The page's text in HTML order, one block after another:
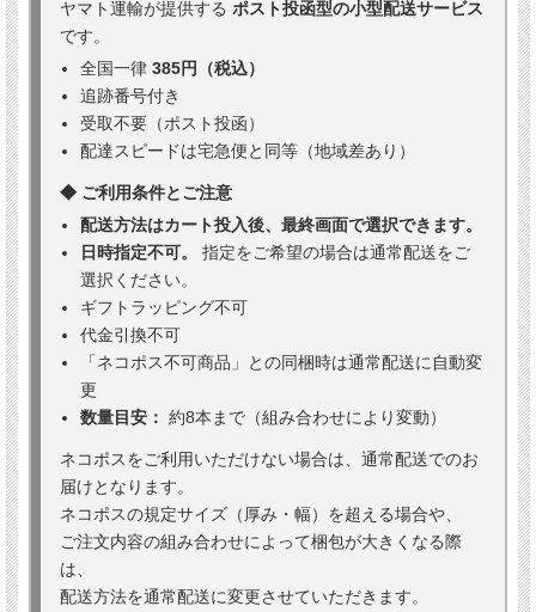
ヤマト運輸が提供する ポスト投函型の小型配送サービス
です。
全国一律 385円（税込）
追跡番号付き
受取不要（ポスト投函）
配達スピードは宅急便と同等（地域差あり）
◆ ご利用条件とご注意
配送方法はカート投入後、最終画面で選択できます。
日時指定不可。
指定をご希望の場合は通常配送をご
選択ください。
ギフトラッピング不可
代金引換不可
「ネコポス不可商品」との同梱時は通常配送に自動変
更
数量目安： 約8本まで（組み合わせにより変動）
ネコポスをご利用いただけない場合は、通常配送でのお
届けとなります。
ネコポスの規定サイズ（厚み・幅）を超える場合や、
ご注文内容の組み合わせによって梱包が大きくなる際
は、
配送方法を通常配送に変更させていただきます。